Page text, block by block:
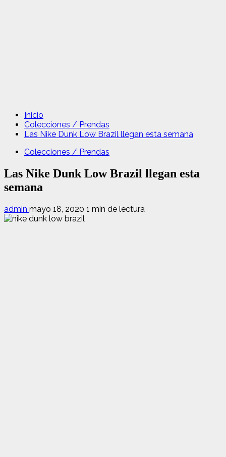
Inicio
Colecciones / Prendas
Las Nike Dunk Low Brazil llegan esta semana
Colecciones / Prendas
Las Nike Dunk Low Brazil llegan esta
semana
admin mayo 18, 2020 1 min de lectura